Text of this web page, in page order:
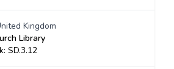
Kingdom
Library
SD.3.12